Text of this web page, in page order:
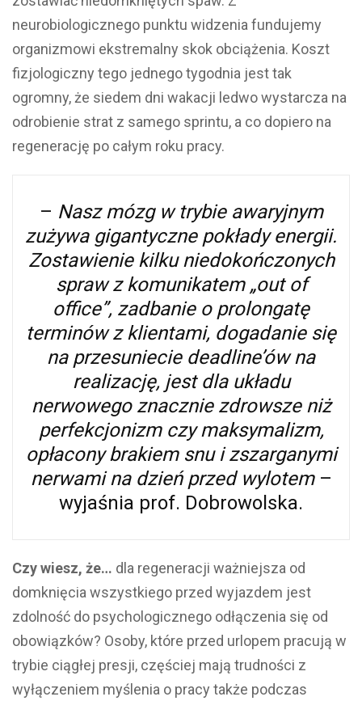
neurobiologicznego punktu widzenia fundujemy
organizmowi ekstremalny skok obciążenia. Koszt
fizjologiczny tego jednego tygodnia jest tak
ogromny, że siedem dni wakacji ledwo wystarcza na
odrobienie strat z samego sprintu, a co dopiero na
regenerację po całym roku pracy.
– Nasz mózg w trybie awaryjnym
zużywa gigantyczne pokłady energii.
Zostawienie kilku niedokończonych
spraw z komunikatem „out of
office”, zadbanie o prolongatę
terminów z klientami, dogadanie się
na przesuniecie deadline’ów na
realizację, jest dla układu
nerwowego znacznie zdrowsze niż
perfekcjonizm czy maksymalizm,
opłacony brakiem snu i zszarganymi
nerwami na dzień przed wylotem–
wyjaśnia prof. Dobrowolska.
Czy wiesz, że… dla regeneracji ważniejsza od
domknięcia wszystkiego przed wyjazdem jest
zdolność do psychologicznego odłączenia się od
obowiązków? Osoby, które przed urlopem pracują w
trybie ciągłej presji, częściej mają trudności z
wyłączeniem myślenia o pracy także podczas